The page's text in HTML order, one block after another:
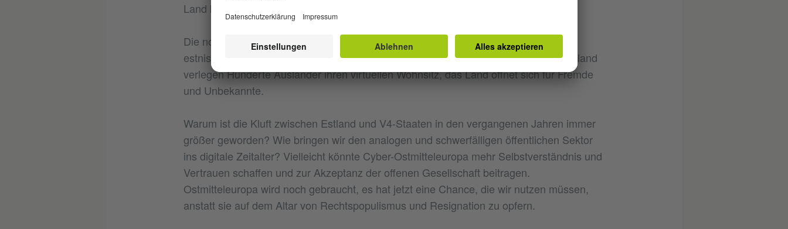
Land keinen großen Staatsapparat leisten konnte.
Die notwendige Transparenz, wer wann auf welche Daten im durchdigitalisierten
estnischen Staat Zugriff hat, hilft auch dabei, die Korruption zu bekämpfen. Nach Estland
verlegen Hunderte Ausländer ihren virtuellen Wohnsitz, das Land öffnet sich für Fremde
und Unbekannte.
Warum ist die Kluft zwischen Estland und V4-Staaten in den vergangenen Jahren immer
größer geworden? Wie bringen wir den analogen und schwerfälligen öffentlichen Sektor
ins digitale Zeitalter? Vielleicht könnte Cyber-Ostmitteleuropa mehr Selbstverständnis und
Vertrauen schaffen und zur Akzeptanz der offenen Gesellschaft beitragen.
Ostmitteleuropa wird noch gebraucht, es hat jetzt eine Chance, die wir nutzen müssen,
anstatt sie auf dem Altar von Rechtspopulismus und Resignation zu opfern.